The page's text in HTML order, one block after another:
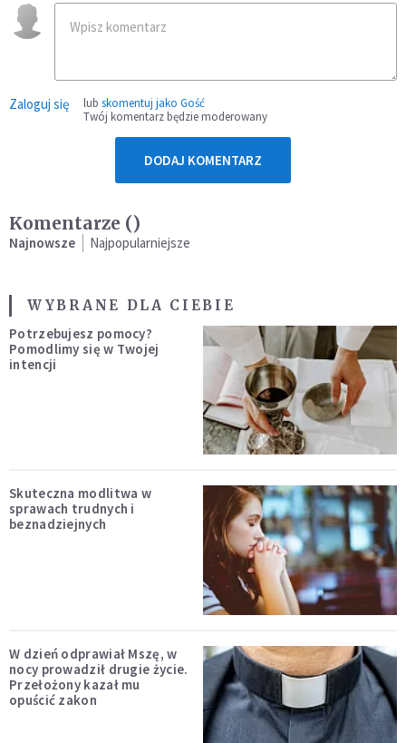
Zaloguj się lub skomentuj jako Gość
Twój komentarz będzie moderowany
DODAJ KOMENTARZ
Komentarze ()
Najnowsze Najpopularniejsze
WYBRANE DLA CIEBIE
Potrzebujesz pomocy?
Pomodlimy się w Twojej
intencji
Skuteczna modlitwa w
sprawach trudnych i
beznadziejnych
W dzień odprawiał Mszę, w
nocy prowadził drugie życie.
Przełożony kazał mu
opuścić zakon